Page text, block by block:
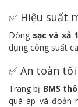
✅ Hiệu suất
Dòng sạc và xả
dụng công suất
✅ An toàn
Trang bị BMS
quá áp và đoản